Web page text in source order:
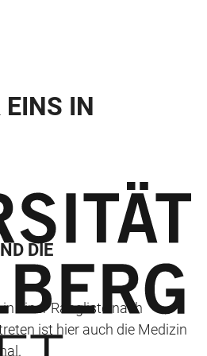
IN
DIE
einer Rangliste nach
ist hier auch die Medizin